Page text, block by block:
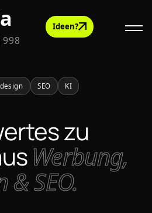
Ideen?
SEO KI
zu
Werbung,
& SEO.